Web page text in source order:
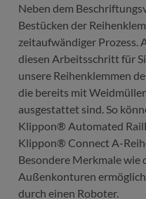
Neben dem
Bestücken der
zeitaufwändiger Prozess.
diesen Arbeitsschritt für
unsere Reihenklemmen
die bereits mit
ausgestattet sind. So
Klippon® Automated
Klippon® Connect A-
Besondere Merkmale
Außenkonturen
durch einen Roboter.